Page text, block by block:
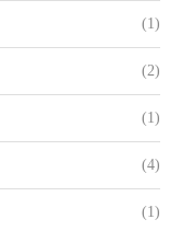
(1)
(2)
(1)
(4)
(1)